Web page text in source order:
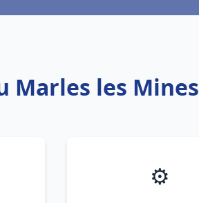
Marles les Mines
⚙️